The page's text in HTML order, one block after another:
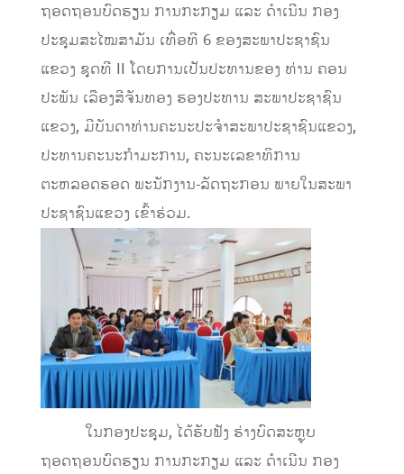
ຖອດຖອນບົດຮຽນ ການກະກຽມ ແລະ ດໍາເນີນ ກອງ
ປະຊຸມສະໄໝສາມັນ ເທື່ອທີ 6 ຂອງສະພາປະຊາຊົນ
ແຂວງ ຊຸດທີ II ໂດຍການເປັນປະທານຂອງ ທ່ານ ຄອນ
ປະພັນ ເລືອງສີຈັນທອງ ຮອງປະທານ ສະພາປະຊາຊົນ
ແຂວງ, ມີບັນດາທ່ານຄະນະປະຈໍາສະພາປະຊາຊົນແຂວງ,
ປະທານຄະນະກໍາມະການ, ຄະນະເລຂາທິການ
ຕະຫລອດຮອດ ພະນັກງານ-ລັດຖະກອນ ພາຍໃນສະພາ
ປະຊາຊົນແຂວງ ເຂົ້າຮ່ວມ.
ໃນກອງປະຊຸມ, ໄດ້ຮັບຟັງ ຮ່າງບົດສະຫຼຸບ
ຖອດຖອນບົດຮຽນ ການກະກຽມ ແລະ ດໍາເນີນ ກອງ